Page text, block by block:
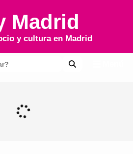
Madrid
y cultura en Madrid